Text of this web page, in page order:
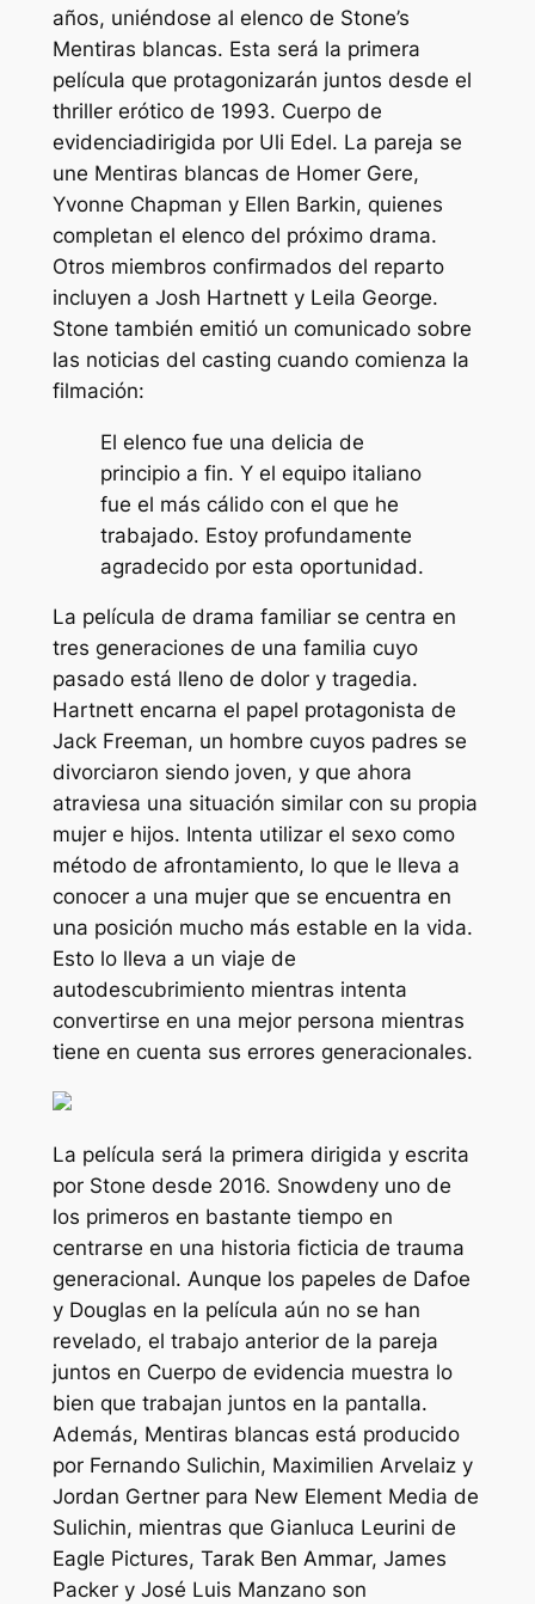
años, uniéndose al elenco de Stone’s
Mentiras blancas. Esta será la primera
película que protagonizarán juntos desde el
thriller erótico de 1993. Cuerpo de
evidenciadirigida por Uli Edel. La pareja se
une Mentiras blancas de Homer Gere,
Yvonne Chapman y Ellen Barkin, quienes
completan el elenco del próximo drama.
Otros miembros confirmados del reparto
incluyen a Josh Hartnett y Leila George.
Stone también emitió un comunicado sobre
las noticias del casting cuando comienza la
filmación:
El elenco fue una delicia de
principio a fin. Y el equipo italiano
fue el más cálido con el que he
trabajado. Estoy profundamente
agradecido por esta oportunidad.
La película de drama familiar se centra en
tres generaciones de una familia cuyo
pasado está lleno de dolor y tragedia.
Hartnett encarna el papel protagonista de
Jack Freeman, un hombre cuyos padres se
divorciaron siendo joven, y que ahora
atraviesa una situación similar con su propia
mujer e hijos. Intenta utilizar el sexo como
método de afrontamiento, lo que le lleva a
conocer a una mujer que se encuentra en
una posición mucho más estable en la vida.
Esto lo lleva a un viaje de
autodescubrimiento mientras intenta
convertirse en una mejor persona mientras
tiene en cuenta sus errores generacionales.
La película será la primera dirigida y escrita
por Stone desde 2016. Snowdeny uno de
los primeros en bastante tiempo en
centrarse en una historia ficticia de trauma
generacional. Aunque los papeles de Dafoe
y Douglas en la película aún no se han
revelado, el trabajo anterior de la pareja
juntos en Cuerpo de evidencia muestra lo
bien que trabajan juntos en la pantalla.
Además, Mentiras blancas está producido
por Fernando Sulichin, Maximilien Arvelaiz y
Jordan Gertner para New Element Media de
Sulichin, mientras que Gianluca Leurini de
Eagle Pictures, Tarak Ben Ammar, James
Packer y José Luis Manzano son